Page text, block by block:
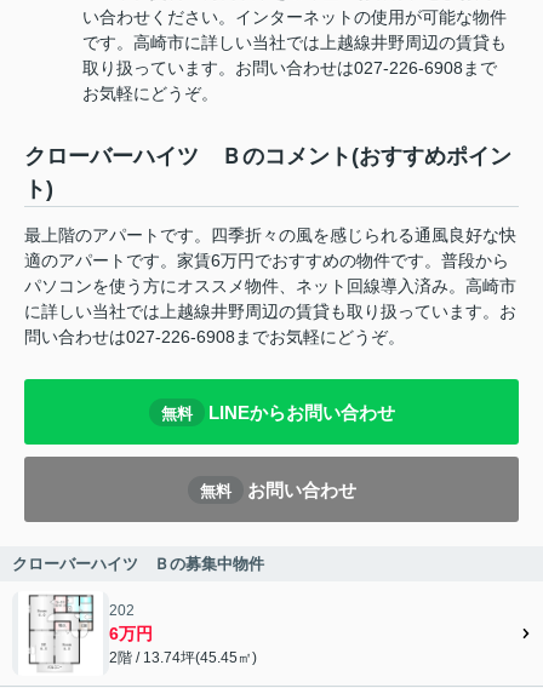
い合わせください。インターネットの使用が可能な物件
です。高崎市に詳しい当社では上越線井野周辺の賃貸も
取り扱っています。お問い合わせは027-226-6908まで
お気軽にどうぞ。
クローバーハイツ Ｂのコメント(おすすめポイン
ト)
最上階のアパートです。四季折々の風を感じられる通風良好な快
適のアパートです。家賃6万円でおすすめの物件です。普段から
パソコンを使う方にオススメ物件、ネット回線導入済み。高崎市
に詳しい当社では上越線井野周辺の賃貸も取り扱っています。お
問い合わせは027-226-6908までお気軽にどうぞ。
無料 LINEからお問い合わせ
無料 お問い合わせ
クローバーハイツ Ｂの募集中物件
202
6万円
2階 / 13.74坪(45.45㎡)